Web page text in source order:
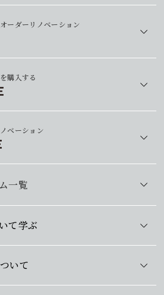
ーダーリノベーション
一覧
購入する
ベーション
て学ぶ
いて